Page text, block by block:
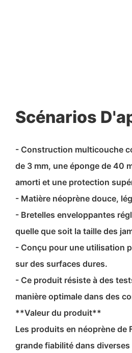
Scénarios
- Construction multicouche
de 3 mm, une éponge de 40
amorti et une protection
- Matière néoprène douce,
- Bretelles enveloppantes
quelle que soit la taille des
- Conçu pour une utilisation
sur des surfaces dures.
- Ce produit résiste à des
manière optimale dans des
**Valeur du produit**
Les produits en néoprène de
grande fiabilité dans